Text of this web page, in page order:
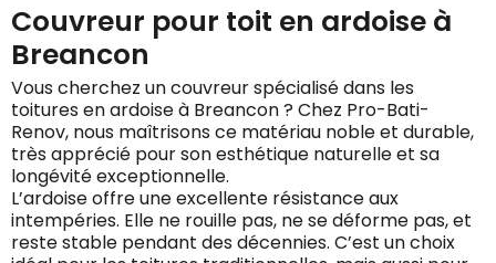
Couvreur pour toit en ardoise à
Breancon
Vous cherchez un couvreur spécialisé dans les
toitures en ardoise à Breancon ? Chez Pro-Bati-
Renov, nous maîtrisons ce matériau noble et durable,
très apprécié pour son esthétique naturelle et sa
longévité exceptionnelle.
L’ardoise offre une excellente résistance aux
intempéries. Elle ne rouille pas, ne se déforme pas, et
reste stable pendant des décennies. C’est un choix